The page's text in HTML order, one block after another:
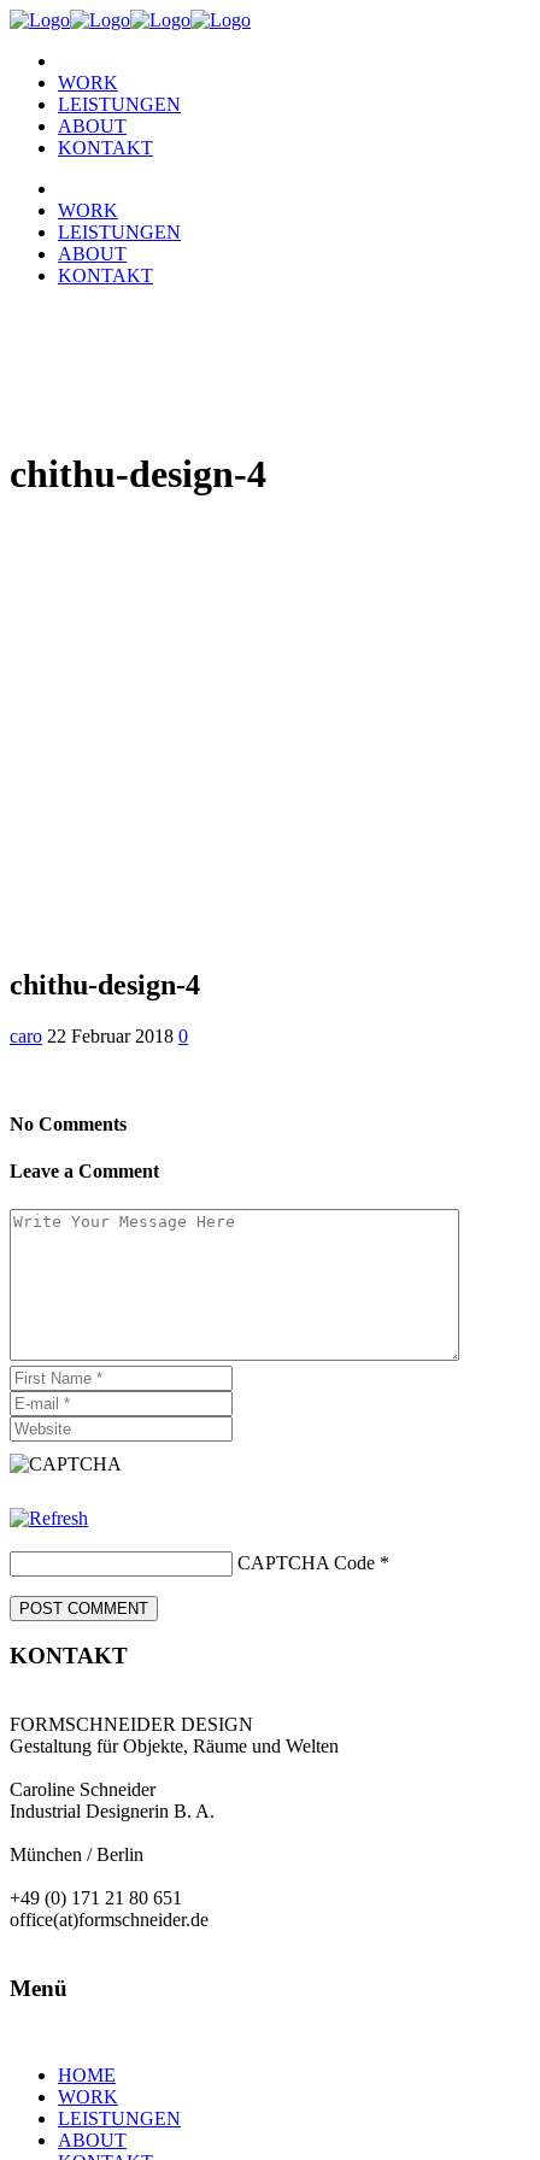
WORK
LEISTUNGEN
ABOUT
KONTAKT
WORK
LEISTUNGEN
ABOUT
KONTAKT
chithu-design-4
chithu-design-4
caro 22 Februar 2018 0
No Comments
Leave a Comment
CAPTCHA Code *
KONTAKT
FORMSCHNEIDER DESIGN
Gestaltung für Objekte, Räume und Welten
Caroline Schneider
Industrial Designerin B. A.
München / Berlin
+49 (0) 171 21 80 651
office(at)formschneider.de
Menü
HOME
WORK
LEISTUNGEN
ABOUT